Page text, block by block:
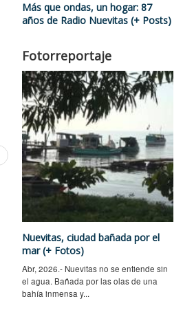
Más que ondas, un hogar: 87
años de Radio Nuevitas (+ Posts)
Fotorreportaje
Nuevitas, ciudad bañada por el
mar (+ Fotos)
Abr, 2026.- Nuevitas no se entiende sin
el agua. Bañada por las olas de una
bahía inmensa y...